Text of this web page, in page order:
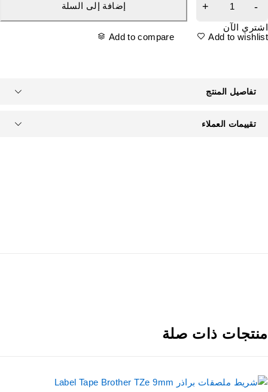
إضافة إلى السلة
الآن
Add to
Add to compare
تفاصيل المنتج
تقييمات العملاء
ذات صلة